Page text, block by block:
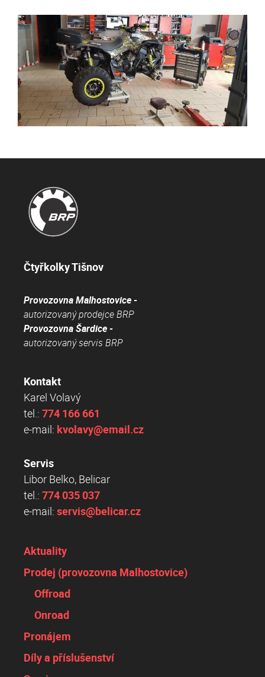
Čtyřkolky Tišnov
Provozovna Malhostovice -
autorizovaný prodejce BRP
Provozovna Šardice -
autorizovaný servis BRP
Kontakt
Karel Volavý
tel.: 774 166 661
e-mail: kvolavy@email.cz
Servis
Libor Belko, Belicar
tel.: 774 035 037
e-mail: servis@belicar.cz
Aktuality
Prodej (provozovna Malhostovice)
Offroad
Onroad
Pronájem
Díly a příslušenství